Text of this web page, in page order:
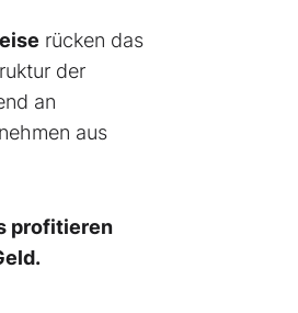
rücken das
der
an
aus
profitieren